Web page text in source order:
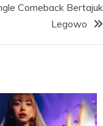
Comeback Bertajuk
Legowo